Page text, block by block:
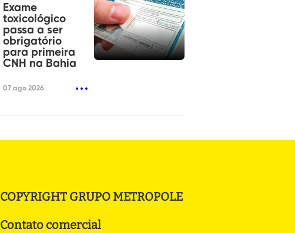
Exame
toxicológico
passa a ser
obrigatório
para primeira
CNH na Bahia
07 ago 2026
COPYRIGHT GRUPO METROPOLE
Contato comercial